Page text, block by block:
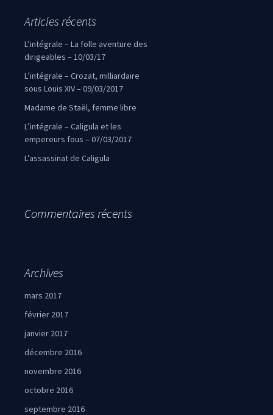
Articles récents
L’intégrale – La folle aventure des
dirigeables – 10/03/17
L’intégrale – Crozat, milliardaire
sous Louis XIV – 09/03/2017
Madame de Staël, femme libre
L’intégrale – Caligula et les
empereurs fous – 07/03/2017
L’assassinat de Caligula
Commentaires récents
Archives
mars 2017
février 2017
janvier 2017
décembre 2016
novembre 2016
octobre 2016
septembre 2016